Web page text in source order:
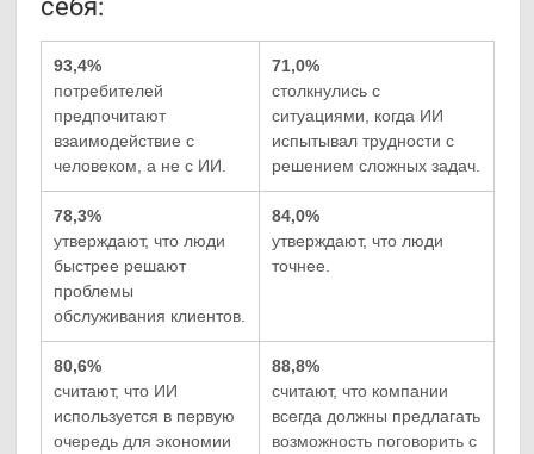
себя:
93,4%
потребителей
предпочитают
взаимодействие с
человеком, а не с ИИ.
71,0%
столкнулись с
ситуациями, когда ИИ
испытывал трудности с
решением сложных задач.
78,3%
утверждают, что люди
быстрее решают
проблемы
обслуживания клиентов.
84,0%
утверждают, что люди
точнее.
80,6%
считают, что ИИ
используется в первую
очередь для экономии
88,8%
считают, что компании
всегда должны предлагать
возможность поговорить с